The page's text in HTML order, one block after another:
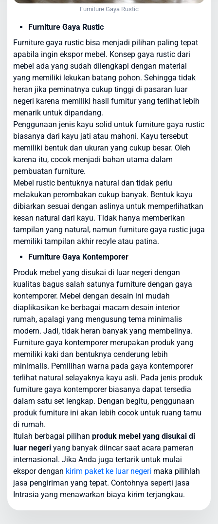
Furniture Gaya Rustic
Furniture Gaya Rustic
Furniture gaya rustic bisa menjadi pilihan paling tepat
apabila ingin ekspor mebel. Konsep gaya rustic dari
mebel ada yang sudah dilengkapi dengan material
yang memiliki lekukan batang pohon. Sehingga tidak
heran jika peminatnya cukup tinggi di pasaran luar
negeri karena memiliki hasil furnitur yang terlihat lebih
menarik untuk dipandang.
Penggunaan jenis kayu solid untuk furniture gaya rustic
biasanya dari kayu jati atau mahoni. Kayu tersebut
memiliki bentuk dan ukuran yang cukup besar. Oleh
karena itu, cocok menjadi bahan utama dalam
pembuatan furniture.
Mebel rustic bentuknya natural dan tidak perlu
melakukan perombakan cukup banyak. Bentuk kayu
dibiarkan sesuai dengan aslinya untuk memperlihatkan
kesan natural dari kayu. Tidak hanya memberikan
tampilan yang natural, namun furniture gaya rustic juga
memiliki tampilan akhir recyle atau patina.
Furniture Gaya Kontemporer
Produk mebel yang disukai di luar negeri dengan
kualitas bagus salah satunya furniture dengan gaya
kontemporer. Mebel dengan desain ini mudah
diaplikasikan ke berbagai macam desain interior
rumah, apalagi yang mengusung tema minimalis
modern. Jadi, tidak heran banyak yang membelinya.
Furniture gaya kontemporer merupakan produk yang
memiliki kaki dan bentuknya cenderung lebih
minimalis. Pemilihan warna pada gaya kontemporer
terlihat natural selayaknya kayu asli. Pada jenis produk
furniture gaya kontemporer biasanya dapat tersedia
dalam satu set lengkap. Dengan begitu, penggunaan
produk furniture ini akan lebih cocok untuk ruang tamu
di rumah.
Itulah berbagai pilihan produk mebel yang disukai di
luar negeri yang banyak diincar saat acara pameran
internasional. Jika Anda juga tertarik untuk mulai
ekspor dengan kirim paket ke luar negeri maka pilihlah
jasa pengiriman yang tepat. Contohnya seperti jasa
Intrasia yang menawarkan biaya kirim terjangkau.